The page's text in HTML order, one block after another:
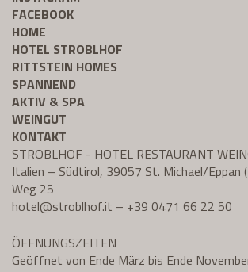
FACEBOOK
HOME
HOTEL STROBLHOF
RITTSTEIN HOMES
SPANNEND
AKTIV & SPA
WEINGUT
KONTAKT
STROBLHOF - HOTEL RESTAURANT
Italien – Südtirol, 39057 St. Michael/Eppan
Weg 25
hotel@stroblhof.it – +39 0471 66 22 50
ÖFFNUNGSZEITEN
Geöffnet von Ende März bis Ende